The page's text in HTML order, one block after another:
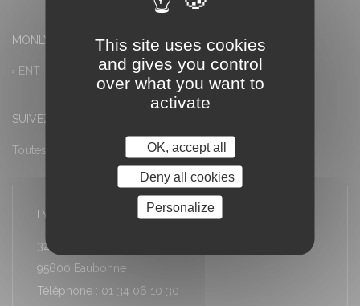
MONLYCEE.NET (ENT) – PRONOTE
ENT – Accès à PRONOTE
SUIVEZ-NOUS
Toutes les actualités
LYCÉE LOUIS ARMAND
32 rue Stéphane Proust
95600 Eaubonne
Téléphone : 01 34 06 10 30
This site uses cookies
and gives you control
over what you want to
activate
OK, accept all
Deny all cookies
Personalize